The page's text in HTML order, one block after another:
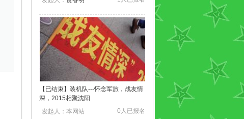
【 已结束】装机队---怀念军旅，战友情
深，2015相聚沈阳
发起人：本网站
0人已报名